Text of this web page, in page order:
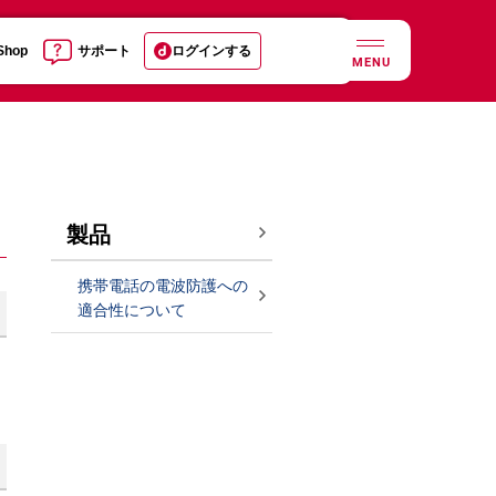
サポート ログインする
MENU
製品
携帯電話の電波防護への
適合性について